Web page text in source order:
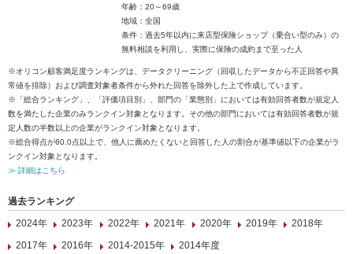
年齢：20～69歳
地域：全国
条件：過去5年以内に来店型保険ショップ（乗合い型のみ）の
無料相談を利用し、実際に保険の成約まで至った人
※オリコン顧客満足度ランキングは、データクリーニング（回収したデータから不正回答や異
常値を排除）および調査対象者条件から外れた回答を除外した上で作成しています。
※「総合ランキング」、「評価項目別」、部門の「業態別」においては有効回答者数が規定人
数を満たした企業のみランクイン対象となります。その他の部門においては有効回答者数が規
定人数の半数以上の企業がランクイン対象となります。
※総合得点が60.0点以上で、他人に薦めたくないと回答した人の割合が基準値以下の企業がラ
ンクイン対象となります。
≫ 詳細はこちら
過去ランキング
2024年
2023年 2022年 2021年 2020年 2019年
2018年
2017年
2016年 2014-2015年 2014年度